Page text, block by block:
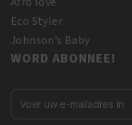
Eco Styler
Johnson’s Baby
WORD ABONNEE!